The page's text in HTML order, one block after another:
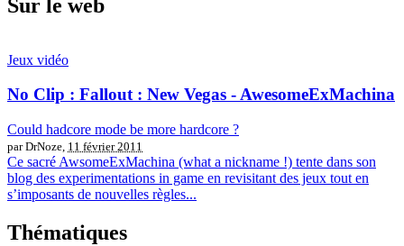
Sur le web
Jeux vidéo
No Clip : Fallout : New Vegas - AwesomeExMachina
Could hadcore mode be more hardcore ?
par DrNoze, 11 février 2011
Ce sacré AwsomeExMachina (what a nickname !) tente dans son
blog des experimentations in game en revisitant des jeux tout en
s’imposants de nouvelles règles...
Thématiques